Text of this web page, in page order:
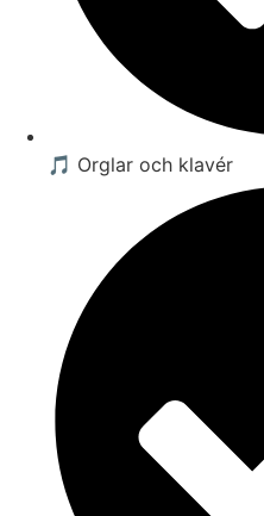
🎵 Orglar och klavér